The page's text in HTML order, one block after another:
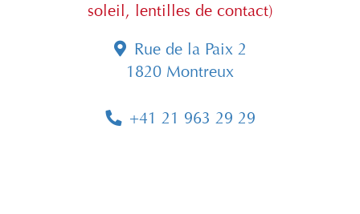
soleil, lentilles de contact)
Rue de la Paix 2
1820 Montreux
+41 21 963 29 29